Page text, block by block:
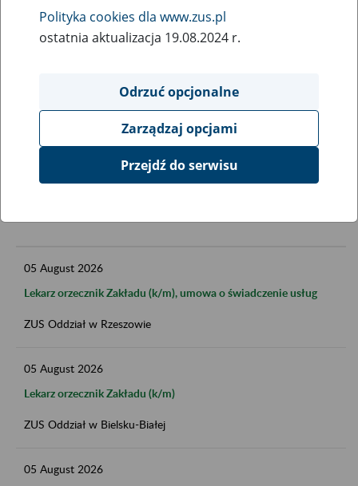
Data publikacji od
Data publikacji do
05 August 2026
Lekarz orzecznik Zakładu (k/m), umowa o świadczenie usług
ZUS Oddział w Rzeszowie
05 August 2026
Lekarz orzecznik Zakładu (k/m)
ZUS Oddział w Bielsku-Białej
05 August 2026
Polityka cookies dla www.zus.pl
ostatnia aktualizacja 19.08.2024 r.
Odrzuć opcjonalne
Zarządzaj opcjami
Przejdź do serwisu